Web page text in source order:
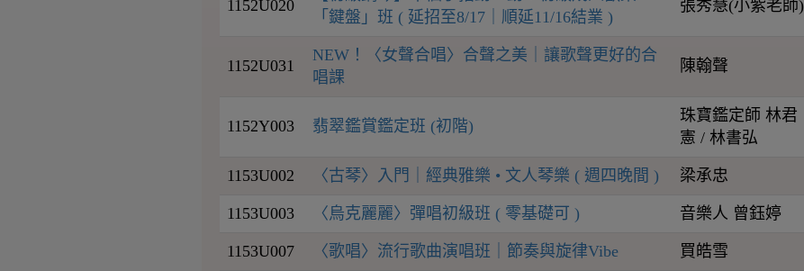
1152U020
「鍵盤」班 ( 延招至8/17｜順延11/16結業 )
張秀慧(小紫老師)
1152U031
NEW！〈女聲合唱〉合聲之美｜讓歌聲更好的合
唱課
陳翰聲
1152Y003 翡翠鑑賞鑑定班 (初階)
珠寶鑑定師 林君
憲 / 林書弘
1153U002 〈古琴〉入門｜經典雅樂 • 文人琴樂 ( 週四晚間 ) 梁承忠
1153U003 〈烏克麗麗〉彈唱初級班 ( 零基礎可 ) 音樂人 曾鈺婷
1153U007 〈歌唱〉流行歌曲演唱班｜節奏與旋律Vibe 買皓雪